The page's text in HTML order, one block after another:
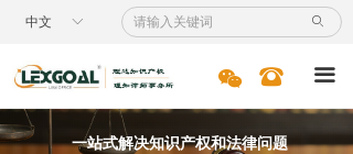
ꀅ
中文 ꄙ
뀰
너 끀
首页
服务领域
专利
一站式解决知识产权和法律问题
事务所简介
发展历程
相关资质